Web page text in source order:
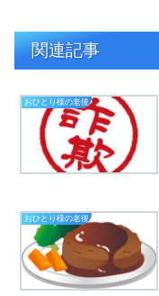
関連記事
おひとり様の老後
おひとり様の老後